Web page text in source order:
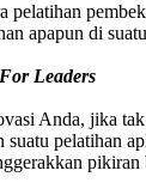
pelatihan
apapun di
Leaders
Anda, jika
pelatihan